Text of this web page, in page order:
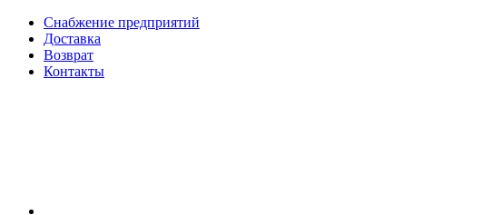
Снабжение предприятий
Доставка
Возврат
Контакты